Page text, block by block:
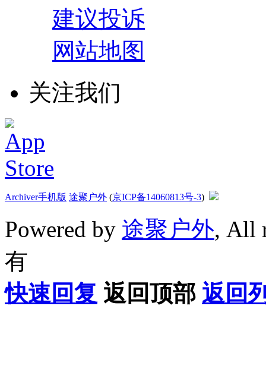
建议投诉
网站地图
关注我们
Archiver手机版 途聚户外 (京ICP备14060813号-3)
Powered by 途聚户外, All
有
快速回复 返回顶部 返回